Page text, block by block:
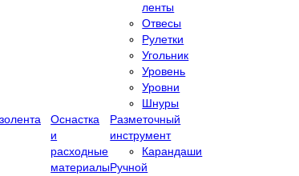
ленты
Отвесы
Рулетки
Угольник
Уровень
Уровни
Шнуры
Оснастка
и
расходные
материалы
Разметочный
инструмент
Карандаши
Ручной